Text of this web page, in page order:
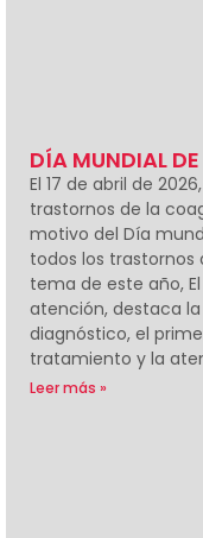
DÍA MUNDIAL
El 17 de abril de
trastornos de la
motivo del Día
todos los trastornos
tema de este año,
atención, destaca
diagnóstico, el
tratamiento y la
Leer más »